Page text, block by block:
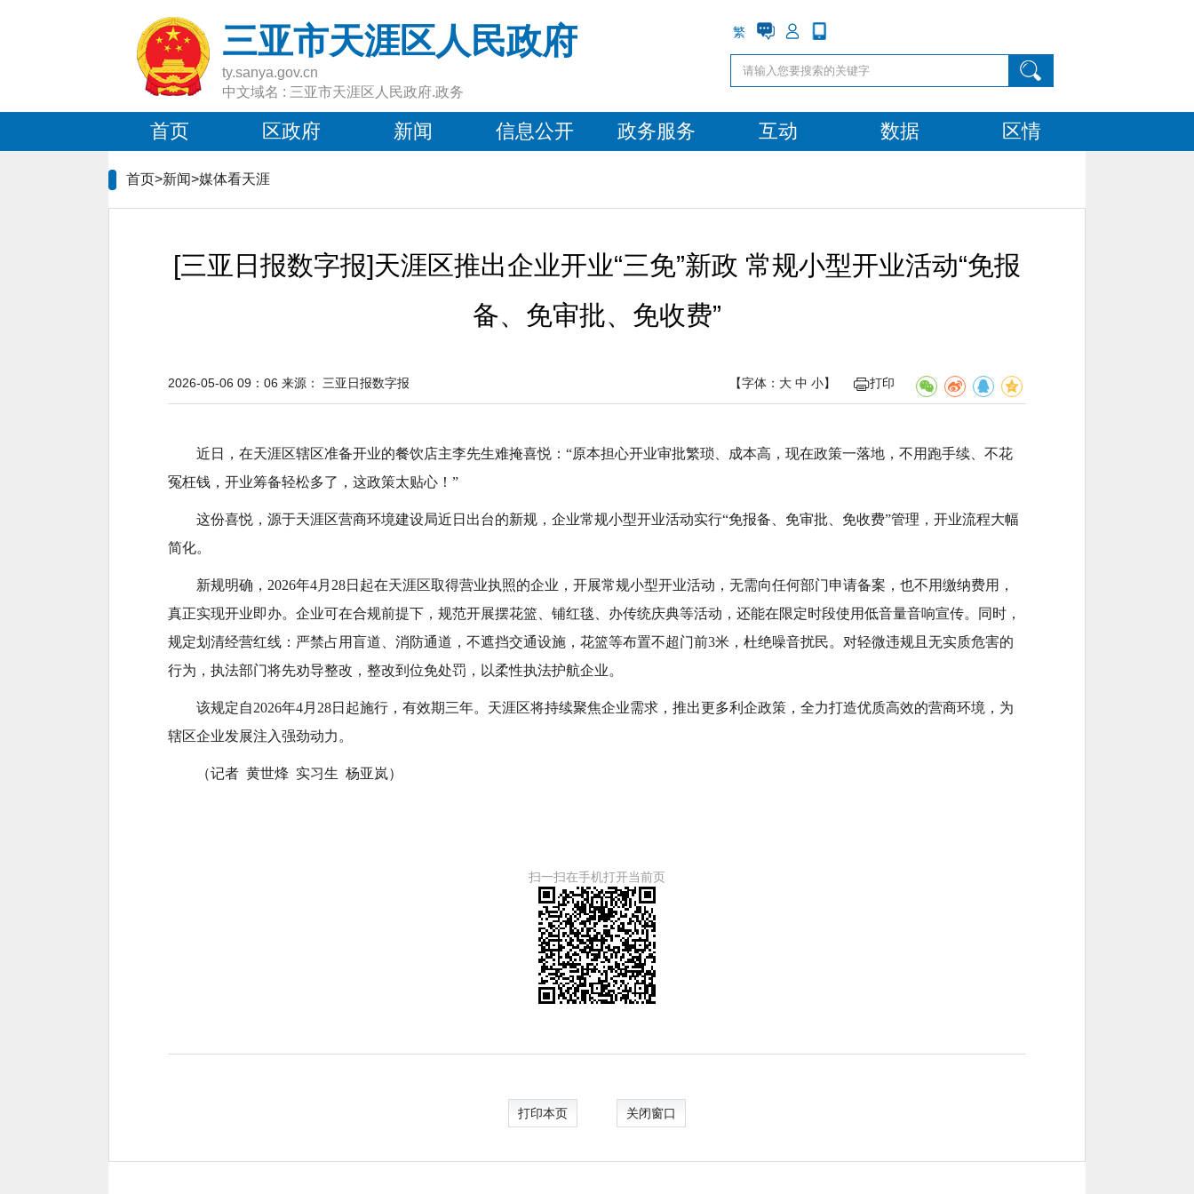
三亚市天涯区人民政府
ty.sanya.gov.cn
中文域名 : 三亚市天涯区人民政府.政务
繁
首页 区政府 新闻 信息公开 政务服务 互动 数据 区情
首页>新闻>媒体看天涯
[三亚日报数字报]天涯区推出企业开业“三免”新政 常规小型开业活动“免报
备、免审批、免收费”
【字体： 大 中 小】 打印
2026-05-06 09：06 来源： 三亚日报数字报
近日，在天涯区辖区准备开业的餐饮店主李先生难掩喜悦：“原本担心开业审批繁琐、成本高，现在政策一落地，不用跑手续、不花
冤枉钱，开业筹备轻松多了，这政策太贴心！”
这份喜悦，源于天涯区营商环境建设局近日出台的新规，企业常规小型开业活动实行“免报备、免审批、免收费”管理，开业流程大幅
简化。
新规明确，2026年4月28日起在天涯区取得营业执照的企业，开展常规小型开业活动，无需向任何部门申请备案，也不用缴纳费用，
真正实现开业即办。企业可在合规前提下，规范开展摆花篮、铺红毯、办传统庆典等活动，还能在限定时段使用低音量音响宣传。同时，
规定划清经营红线：严禁占用盲道、消防通道，不遮挡交通设施，花篮等布置不超门前3米，杜绝噪音扰民。对轻微违规且无实质危害的
行为，执法部门将先劝导整改，整改到位免处罚，以柔性执法护航企业。
该规定自2026年4月28日起施行，有效期三年。天涯区将持续聚焦企业需求，推出更多利企政策，全力打造优质高效的营商环境，为
辖区企业发展注入强劲动力。
（记者 黄世烽 实习生 杨亚岚）
扫一扫在手机打开当前页
打印本页 关闭窗口